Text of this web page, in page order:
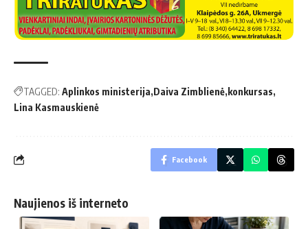
TAGGED: Aplinkos ministerija Daiva Zimblienė konkursas
Lina Kasmauskienė
Facebook
Naujienos iš interneto